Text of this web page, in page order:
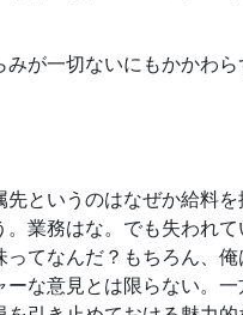
が一切ないにもかかわ
というのはなぜか給料
業務はな。でも失われ
てなんだ？もちろん、
な意見とは限らない。